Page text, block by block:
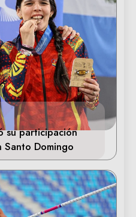
su participación
Domingo